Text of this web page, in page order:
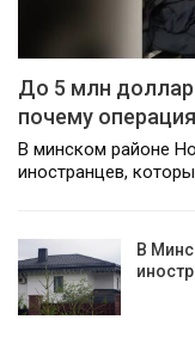
До 5 млн
почему
В минском районе
иностранцев,
В